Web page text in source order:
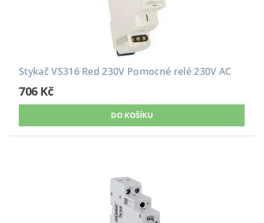
Stykač VS316 Red 230V Pomocné relé 230V AC
706 Kč